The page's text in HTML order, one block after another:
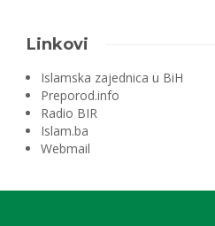
Linkovi
Islamska zajednica u BiH
Preporod.info
Radio BIR
Islam.ba
Webmail